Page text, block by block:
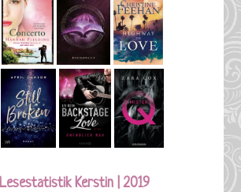
Lesestatistik Kerstin | 2019